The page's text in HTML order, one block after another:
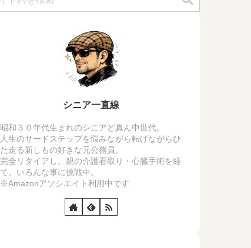
シニア一直線
昭和３０年代生まれのシニアど真ん中世代。
人生のサードステップを悩みながら転げながらひ
た走る新しもの好きな元公務員。
完全リタイアし、親の介護看取り・心臓手術を経
て、いろんな事に挑戦中。
※Amazonアソシエイト利用中です